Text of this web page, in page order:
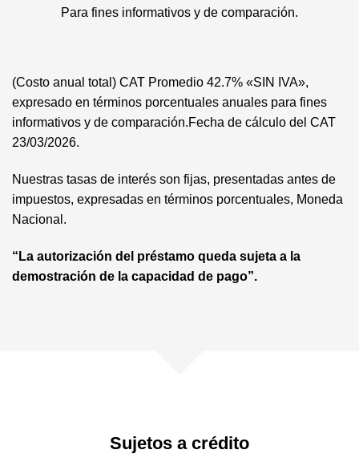
Para fines informativos y de comparación.
(Costo anual total) CAT Promedio 42.7% «SIN IVA»,
expresado en términos porcentuales anuales para fines
informativos y de comparación.Fecha de cálculo del CAT
23/03/2026.
Nuestras tasas de interés son fijas, presentadas antes de
impuestos, expresadas en términos porcentuales, Moneda
Nacional.
“La autorización del préstamo queda sujeta a la
demostración de la capacidad de pago”.
Sujetos a crédito